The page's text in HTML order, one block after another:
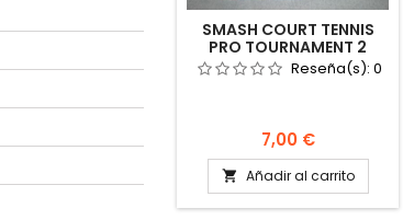
SMASH COURT TENNIS
PRO TOURNAMENT 2
Reseña(s): 0
Precio
7,00 €
 Añadir al carrito